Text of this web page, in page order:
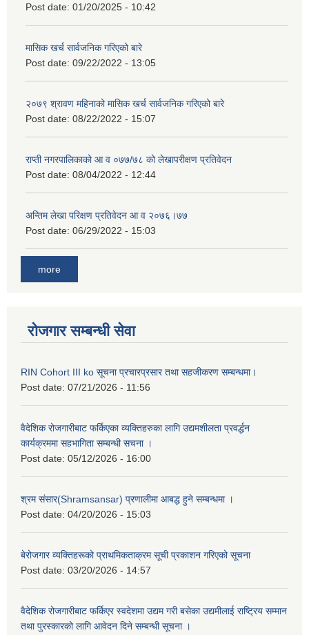
Post date: 01/20/2025 - 10:42
मासिक खर्च सार्वजनिक गरिएको बारे
Post date: 09/22/2022 - 13:05
२०७९ श्रावण महिनाको मासिक खर्च सार्वजनिक गरिएको बारे
Post date: 08/22/2022 - 15:07
राप्ती नगरपालिकाको आ व ०७७/७८ को लेखापरीक्षण प्रतिवेदन
Post date: 08/04/2022 - 12:44
अन्तिम लेखा परिक्षण प्रतिवेदन आ व २०७६।७७
Post date: 06/29/2022 - 15:03
more
रोजगार सम्बन्धी सेवा
RIN Cohort III ko सूचना प्रचारप्रसार तथा सहजीकरण सम्बन्धमा।
Post date: 07/21/2026 - 11:56
वैदेशिक रोजगारीबाट फर्किएका व्यक्तिहरुका लागि उद्यमशीलता प्रवर्द्धन
कार्यक्रममा सहभागिता सम्बन्धी सचना ।
Post date: 05/12/2026 - 16:00
श्रम संसार(Shramsansar) प्रणालीमा आबद्ध हुने सम्बन्धमा ।
Post date: 04/20/2026 - 15:03
बेरोजगार व्यक्तिहरूको प्राथमिकताक्रम सूची प्रकाशन गरिएको सूचना
Post date: 03/20/2026 - 14:57
वैदेशिक रोजगारीबाट फर्किएर स्वदेशमा उद्यम गरी बसेका उद्यमीलाई राष्ट्रिय सम्मान
तथा पुरस्कारको लागि आवेदन दिने सम्बन्धी सूचना ।